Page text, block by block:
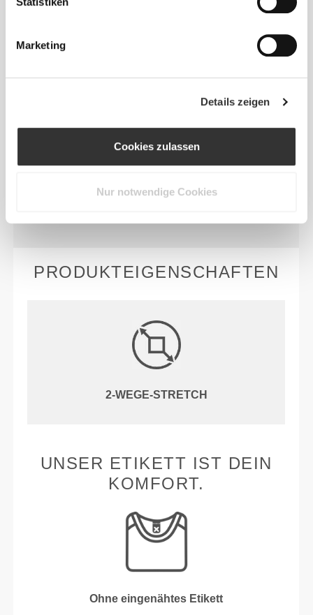
Marketing
Details zeigen
Cookies zulassen
Nur notwendige Cookies
Bamboost© ist eine von Prozis entwickelte,
erstaunlich atmungsaktive und beeindruckend
weiche Fasertechnologie, die außerdem Schweiß
schaffen, die so bequem sind, dass du herumlaufen
PRODUKTEIGENSCHAFTEN
2-WEGE-STRETCH
UNSER ETIKETT IST DEIN
KOMFORT.
Ohne eingenähtes Etikett